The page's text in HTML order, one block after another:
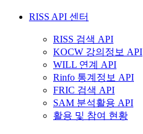
RISS API 센터
RISS 검색 API
KOCW 강의정보 API
WILL 연계 API
Rinfo 통계정보 API
FRIC 검색 API
SAM 분석활용 API
활용 및 참여 현황